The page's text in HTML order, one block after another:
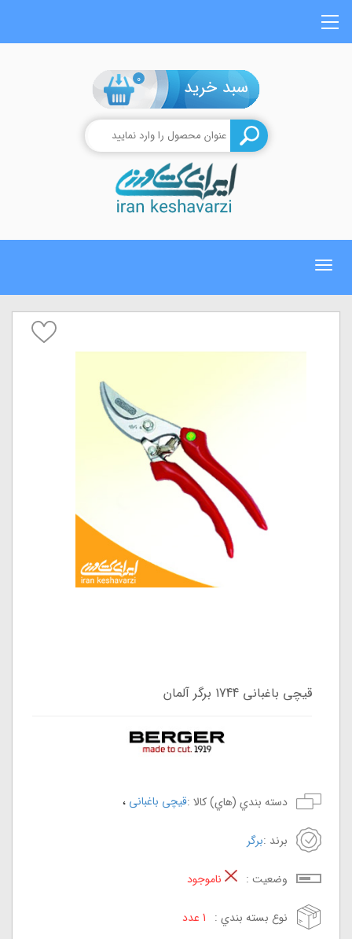
0
Toggle
قیچی باغبانی 1744 برگر آلمان
دسته بندي (هاي) کالا :قیچی باغبانی ،
برند :برگر
وضعيت : ناموجود
نوع بسته بندي : 1 عدد